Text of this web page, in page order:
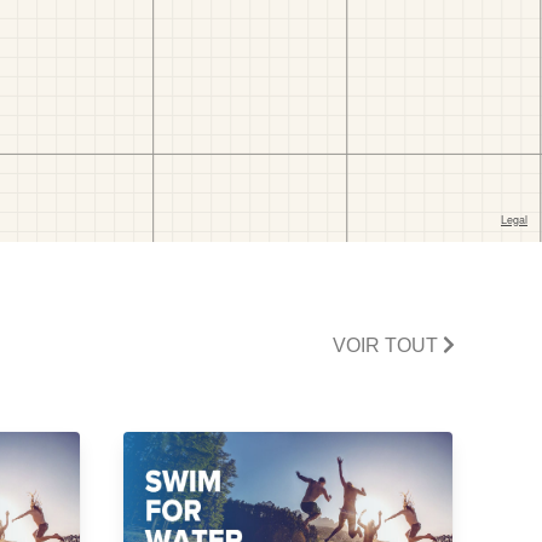
VOIR TOUT